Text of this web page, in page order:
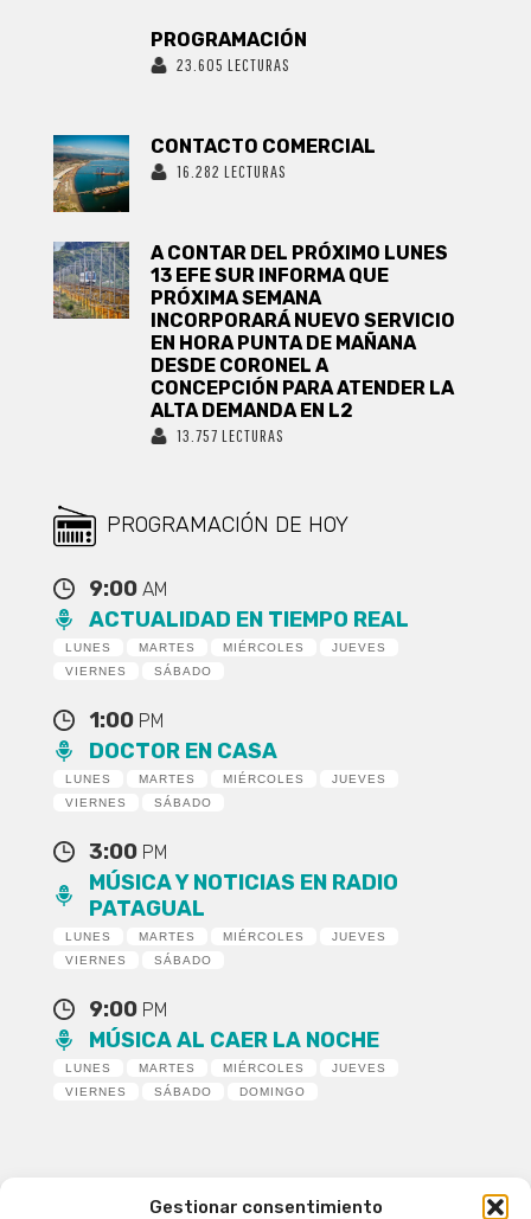
Gestionar consentimiento
PROGRAMACIÓN
23.605 LECTURAS
CONTACTO COMERCIAL
16.282 LECTURAS
A CONTAR DEL PRÓXIMO LUNES
13 EFE SUR INFORMA QUE
PRÓXIMA SEMANA
INCORPORARÁ NUEVO SERVICIO
EN HORA PUNTA DE MAÑANA
DESDE CORONEL A
CONCEPCIÓN PARA ATENDER LA
ALTA DEMANDA EN L2
13.757 LECTURAS
PROGRAMACIÓN DE HOY
9:00 AM
ACTUALIDAD EN TIEMPO REAL
LUNES MARTES MIÉRCOLES
JUEVES
VIERNES
SÁBADO
1:00 PM
DOCTOR EN CASA
LUNES MARTES MIÉRCOLES
JUEVES
VIERNES
SÁBADO
3:00 PM
MÚSICA Y NOTICIAS EN RADIO
PATAGUAL
LUNES MARTES MIÉRCOLES
JUEVES
VIERNES
SÁBADO
9:00 PM
MÚSICA AL CAER LA NOCHE
LUNES MARTES MIÉRCOLES
JUEVES
VIERNES
SÁBADO DOMINGO